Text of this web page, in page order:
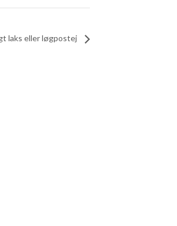
laks eller løgpostej